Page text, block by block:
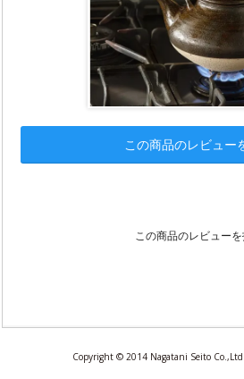
この商品のレビュー
この商品のレビュー
Copyright © 2014 Nagatani Seito